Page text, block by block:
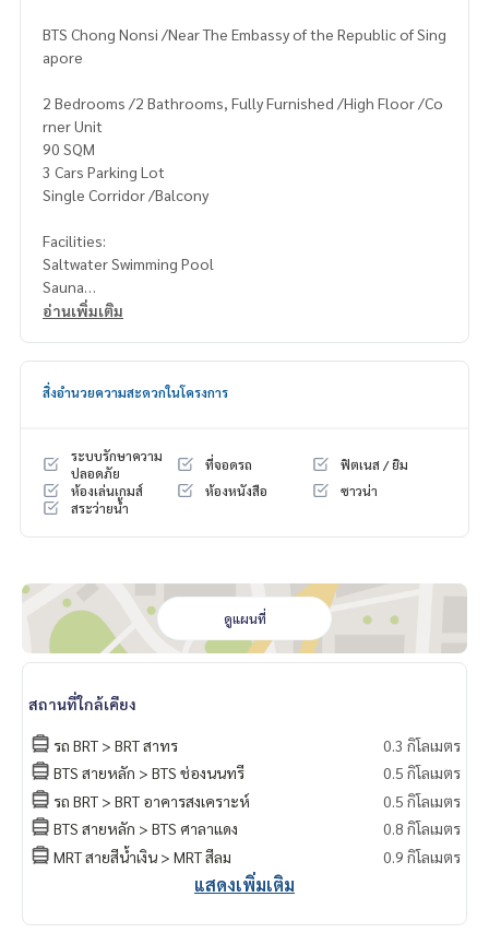
BTS Chong Nonsi /Near The Embassy of the Republic of Sing
apore
2 Bedrooms /2 Bathrooms, Fully Furnished /High Floor /Co
rner Unit
90 SQM
3 Cars Parking Lot
Single Corridor /Balcony
Facilities:
Saltwater Swimming Pool
Sauna
Fitness
Selling Price: 15.5 Million Baht
All Fees @50% Sharing
Khun Nok: Mobile
061-428-9156
What’s app:+66 61 428 9156
Line ID: @mcre
My Celebrity Co., Ltd. Real Estate Agency, Service You Can T
อ่านเพิ่มเติม
สิ่งอำนวยความสะดวกในโครงการ
ระบบรักษาความ
ปลอดภัย
ที่จอดรถ
ฟิตเนส / ยิม
ห้องเล่นเกมส์
ห้องหนังสือ
ซาวน่า
สระว่ายน้ำ
ดูแผนที่
สถานที่ใกล้เคียง
รถ BRT > BRT สาทร
0.3 กิโลเมตร
BTS สายหลัก > BTS ช่องนนทรี
0.5 กิโลเมตร
รถ BRT > BRT อาคารสงเคราะห์
0.5 กิโลเมตร
BTS สายหลัก > BTS ศาลาแดง
0.8 กิโลเมตร
MRT สายสีน้ำเงิน > MRT สีลม
0.9 กิโลเมตร
แสดงเพิ่มเติม